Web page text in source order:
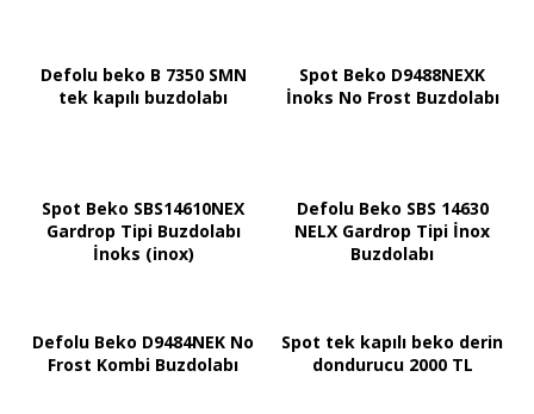
Defolu beko B 7350 SMN
tek kapılı buzdolabı
Spot Beko D9488NEXK
İnoks No Frost Buzdolabı
Spot Beko SBS14610NEX
Gardrop Tipi Buzdolabı
İnoks (inox)
Defolu Beko SBS 14630
NELX Gardrop Tipi İnox
Buzdolabı
Defolu Beko D9484NEK No
Frost Kombi Buzdolabı
Spot tek kapılı beko derin
dondurucu 2000 TL